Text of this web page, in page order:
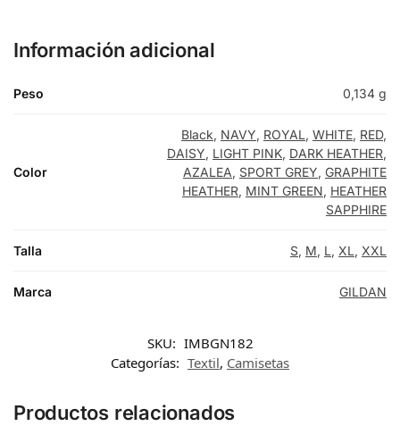
Información adicional
Peso 0,134 g
Color
Black, NAVY, ROYAL, WHITE, RED,
DAISY, LIGHT PINK, DARK HEATHER,
AZALEA, SPORT GREY, GRAPHITE
HEATHER, MINT GREEN, HEATHER
SAPPHIRE
Talla S, M, L, XL, XXL
Marca GILDAN
SKU: IMBGN182
Categorías: Textil, Camisetas
Productos relacionados